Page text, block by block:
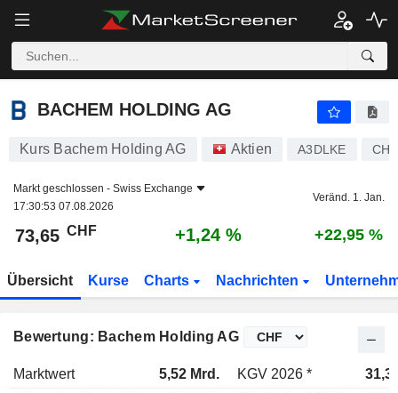
BACHEM HOLDING AG
BACHEM HOLDING AG
Kurs Bachem Holding AG Aktien A3DLKE
Markt geschlossen - Swiss Exchange
17:30:53 07.08.2026
Veränd. 1. Jan.
73,65 CHF +1,24 % +22,95 %
Übersicht Kurse Charts Nachrichten
Bewertung: Bachem Holding AG
Marktwert 5,52 Mrd. KGV 2026 *